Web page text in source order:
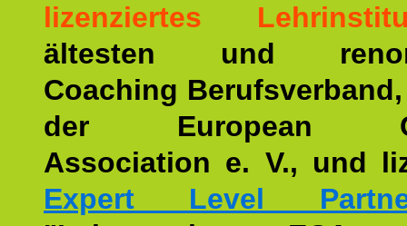
lizenziertes
ältesten und
Coaching
der European
Association e. V., und
Expert Level